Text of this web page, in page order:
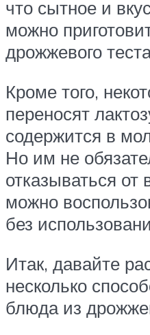
что сытное и
можно
дрожжевого
Кроме того,
переносят
содержится в
Но им не
отказываться от
можно
без
Итак, давайте
несколько
блюда из